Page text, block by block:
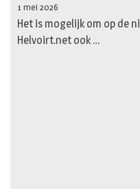
1 mei 2026
Het is mogelijk om op de
Helvoirt.net ook …